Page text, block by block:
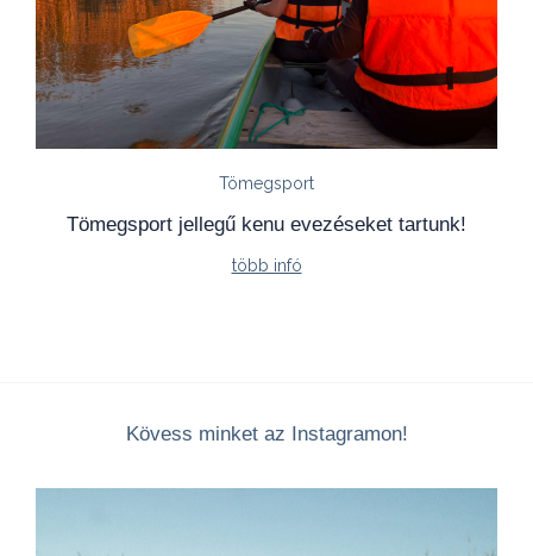
Tömegsport
Tömegsport jellegű kenu evezéseket tartunk!
több infó
Kövess minket az Instagramon!